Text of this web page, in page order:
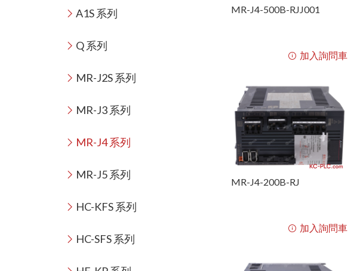
A1S 系列
Q 系列
MR-J2S 系列
MR-J3 系列
MR-J4 系列
MR-J5 系列
HC-KFS 系列
HC-SFS 系列
MR-J4-500B-RJJ001
加入詢問車
MR-J4-200B-RJ
加入詢問車